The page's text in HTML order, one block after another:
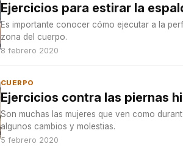
Ejercicios para estirar la
Es importante conocer cómo ejecutar a la
zona del cuerpo.
8 febrero 2020
CUERPO
Ejercicios contra las piernas
Son muchas las mujeres que ven como
algunos cambios y molestias.
5 febrero 2020